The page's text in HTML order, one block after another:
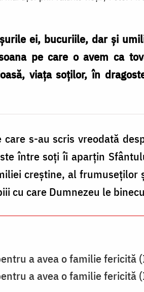
ei, bucuriile, dar și
pe care o avem ca
viața soților, în
s-au scris vreodată
între soți îi aparțin
creștine, al
cu care Dumnezeu le
a avea o familie fericită
a avea o familie fericită